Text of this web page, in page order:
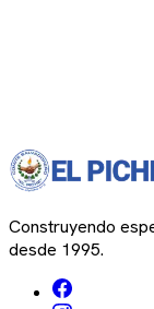
Construyendo
desde 1995.